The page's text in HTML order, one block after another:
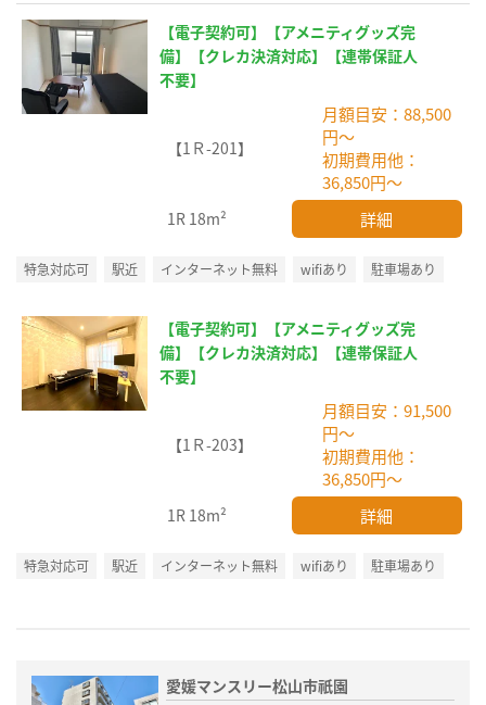
【電子契約可】【アメニティグッズ完
備】【クレカ決済対応】【連帯保証人
不要】
【1Ｒ-201】
月額目安：88,500
円～
初期費用他：
36,850円～
1R 18m² 詳細
特急対応可 駅近 インターネット無料 wifiあり 駐車場あり
【電子契約可】【アメニティグッズ完
備】【クレカ決済対応】【連帯保証人
不要】
【1Ｒ-203】
月額目安：91,500
円～
初期費用他：
36,850円～
1R 18m² 詳細
特急対応可 駅近 インターネット無料 wifiあり 駐車場あり
愛媛マンスリー松山市祇園